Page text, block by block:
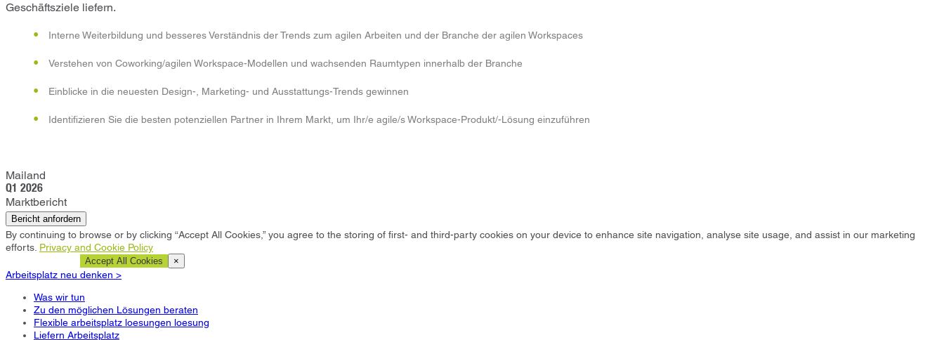
Geschäftsziele liefern.
Interne Weiterbildung und besseres Verständnis der Trends zum agilen Arbeiten und der Branche der agilen Workspaces
Verstehen von Coworking/agilen Workspace-Modellen und wachsenden Raumtypen innerhalb der Branche
Einblicke in die neuesten Design-, Marketing- und Ausstattungs-Trends gewinnen
Identifizieren Sie die besten potenziellen Partner in Ihrem Markt, um Ihr/e agile/s Workspace-Produkt/-Lösung einzuführen
Mailand
Q1 2026
Marktbericht
Bericht anfordern
By continuing to browse or by clicking “Accept All Cookies,” you agree to the storing of first- and third-party cookies on your device to enhance site navigation, analyse site usage, and assist in our marketing
efforts. Privacy and Cookie Policy
Accept All Cookies ×
Arbeitsplatz neu denken >
Was wir tun
Zu den möglichen Lösungen beraten
Flexible arbeitsplatz loesungen loesung
Liefern Arbeitsplatz